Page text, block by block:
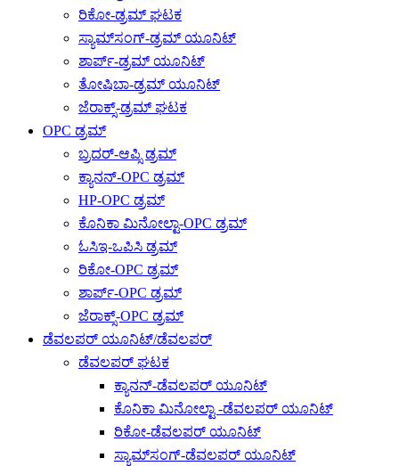
ರಿಕೋ-ಡ್ರಮ್ ಘಟಕ
ಸ್ಯಾಮ್‌ಸಂಗ್-ಡ್ರಮ್ ಯೂನಿಟ್
ಶಾರ್ಪ್-ಡ್ರಮ್ ಯೂನಿಟ್
ತೋಷಿಬಾ-ಡ್ರಮ್ ಯೂನಿಟ್
ಜೆರಾಕ್ಸ್-ಡ್ರಮ್ ಘಟಕ
OPC ಡ್ರಮ್
ಬ್ರದರ್-ಆಪ್ಸಿ ಡ್ರಮ್
ಕ್ಯಾನನ್-OPC ಡ್ರಮ್
HP-OPC ಡ್ರಮ್
ಕೊನಿಕಾ ಮಿನೋಲ್ಟಾ-OPC ಡ್ರಮ್
ಓಸಿಇ-ಒಪಿಸಿ ಡ್ರಮ್
ರಿಕೋ-OPC ಡ್ರಮ್
ಶಾರ್ಪ್-OPC ಡ್ರಮ್
ಜೆರಾಕ್ಸ್-OPC ಡ್ರಮ್
ಡೆವಲಪರ್ ಯೂನಿಟ್/ಡೆವಲಪರ್
ಡೆವಲಪರ್ ಘಟಕ
ಕ್ಯಾನನ್-ಡೆವಲಪರ್ ಯೂನಿಟ್
ಕೊನಿಕಾ ಮಿನೋಲ್ಟಾ -ಡೆವಲಪರ್ ಯೂನಿಟ್
ರಿಕೋ-ಡೆವಲಪರ್ ಯೂನಿಟ್
ಸ್ಯಾಮ್‌ಸಂಗ್-ಡೆವಲಪರ್ ಯೂನಿಟ್